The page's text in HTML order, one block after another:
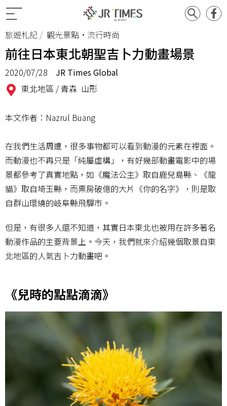
旅遊札記 觀光景點•流行時尚
前往日本東北朝聖吉卜力動畫場景
2020/07/28
JR Times Global
東北地區 /青森 山形
本文作者：Nazrul Buang
在我們生活周遭，很多事物都可以看到動漫的元素在裡面。
而動漫也不再只是「純屬虛構」，有好幾部動畫電影中的場
景都參考了真實地點，如《魔法公主》取自鹿兒島縣、《龍
貓》取自埼玉縣，而票房破億的大片《你的名字》，則是取
自群山環繞的岐阜縣飛驒市。
但是，有很多人還不知道，其實日本東北也被用在許多著名
動漫作品的主要背景上。今天，我們就來介紹幾個取景自東
北地區的人氣吉卜力動畫吧。
《兒時的點點滴滴》